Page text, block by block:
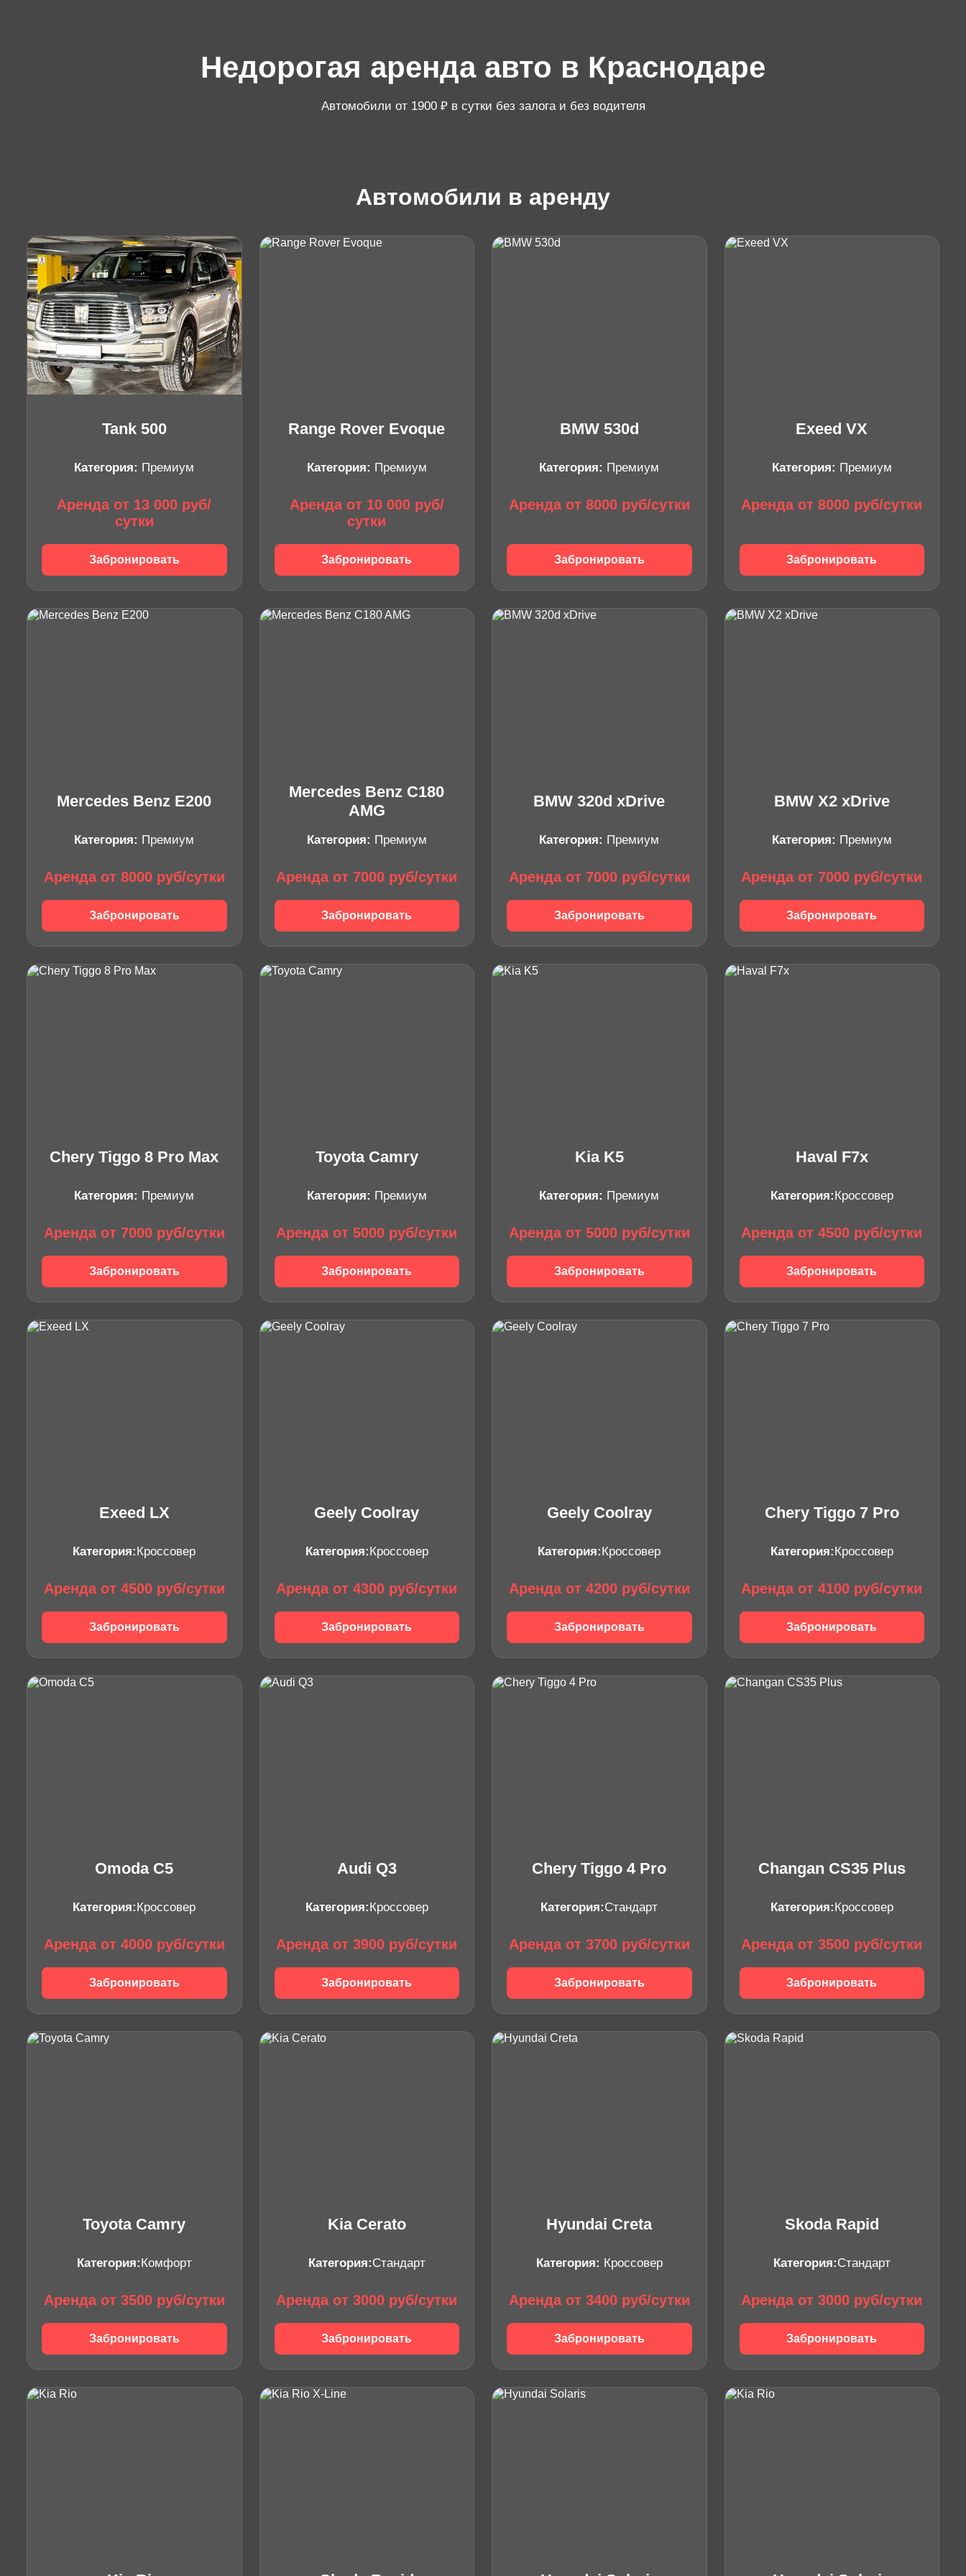
Недорогая аренда авто в Краснодаре
Автомобили от 1900 ₽ в сутки без залога и без водителя
Автомобили в аренду
Tank 500
Категория: Премиум
Аренда от 13 000 руб/
сутки
Забронировать
Range Rover Evoque
Категория: Премиум
Аренда от 10 000 руб/
сутки
Забронировать
BMW 530d
Категория: Премиум
Аренда от 8000 руб/сутки
Забронировать
Exeed VX
Категория: Премиум
Аренда от 8000 руб/сутки
Забронировать
Mercedes Benz E200
Категория: Премиум
Аренда от 8000 руб/сутки
Забронировать
Mercedes Benz C180
AMG
Категория: Премиум
Аренда от 7000 руб/сутки
Забронировать
BMW 320d xDrive
Категория: Премиум
Аренда от 7000 руб/сутки
Забронировать
BMW X2 xDrive
Категория: Премиум
Аренда от 7000 руб/сутки
Забронировать
Chery Tiggo 8 Pro Max
Категория: Премиум
Аренда от 7000 руб/сутки
Забронировать
Toyota Camry
Категория: Премиум
Аренда от 5000 руб/сутки
Забронировать
Kia K5
Категория: Премиум
Аренда от 5000 руб/сутки
Забронировать
Haval F7x
Категория:Кроссовер
Аренда от 4500 руб/сутки
Забронировать
Exeed LX
Категория:Кроссовер
Аренда от 4500 руб/сутки
Забронировать
Geely Coolray
Категория:Кроссовер
Аренда от 4300 руб/сутки
Забронировать
Geely Coolray
Категория:Кроссовер
Аренда от 4200 руб/сутки
Забронировать
Chery Tiggo 7 Pro
Категория:Кроссовер
Аренда от 4100 руб/сутки
Забронировать
Omoda C5
Категория:Кроссовер
Аренда от 4000 руб/сутки
Забронировать
Audi Q3
Категория:Кроссовер
Аренда от 3900 руб/сутки
Забронировать
Chery Tiggo 4 Pro
Категория:Стандарт
Аренда от 3700 руб/сутки
Забронировать
Changan CS35 Plus
Категория:Кроссовер
Аренда от 3500 руб/сутки
Забронировать
Toyota Camry
Категория:Комфорт
Аренда от 3500 руб/сутки
Забронировать
Kia Cerato
Категория:Стандарт
Аренда от 3000 руб/сутки
Забронировать
Hyundai Creta
Категория: Кроссовер
Аренда от 3400 руб/сутки
Забронировать
Skoda Rapid
Категория:Стандарт
Аренда от 3000 руб/сутки
Забронировать